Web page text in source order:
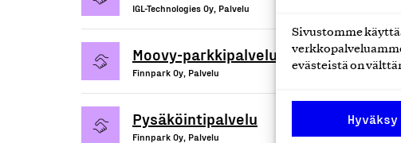
Sivustomme
evästeistä on
Hyväksy
IGL-Technologies Oy, Palvelu
Moovy-parkkipalvelu
Finnpark Oy, Palvelu
Pysäköintipalvelu
Finnpark Oy, Palvelu